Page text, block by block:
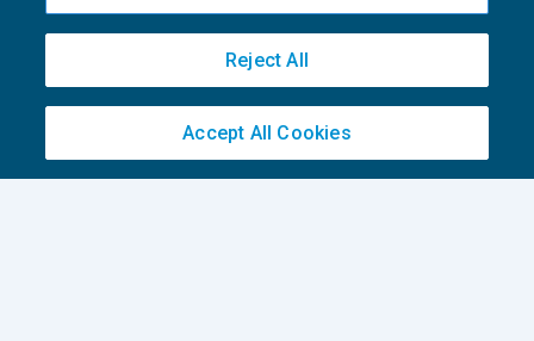
AI E DIGITALIZZAZIONE
EU AI Act e studi professionali: le
scadenze concrete
27 Luglio 2026
diDiego BarberieStefano Dovier
Reject All
Accept All Cookies